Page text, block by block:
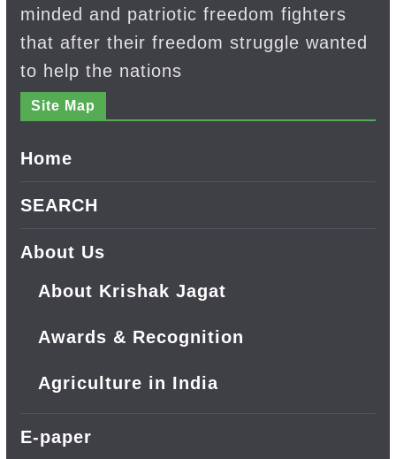
minded and patriotic freedom fighters
that after their freedom struggle wanted
to help the nations
Site Map
Home
SEARCH
About Us
About Krishak Jagat
Awards & Recognition
Agriculture in India
E-paper